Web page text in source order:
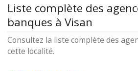
Liste complète des
banques à Visan
Consultez la liste complète des
cette localité.